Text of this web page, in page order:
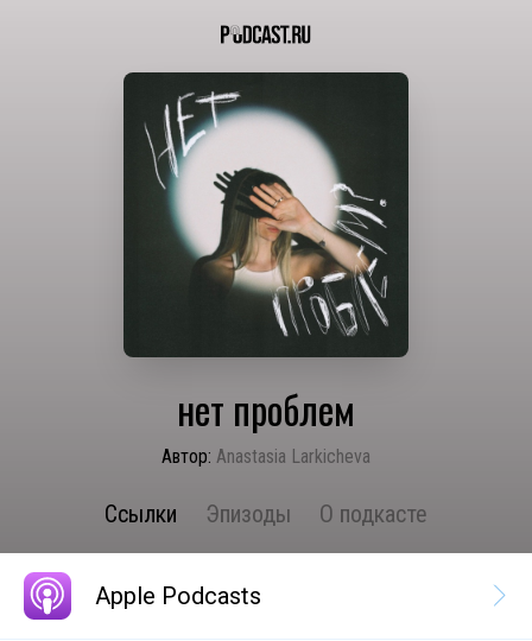
нет проблем
Автор: Anastasia Larkicheva
Ссылки Эпизоды О подкасте
Apple Podcasts